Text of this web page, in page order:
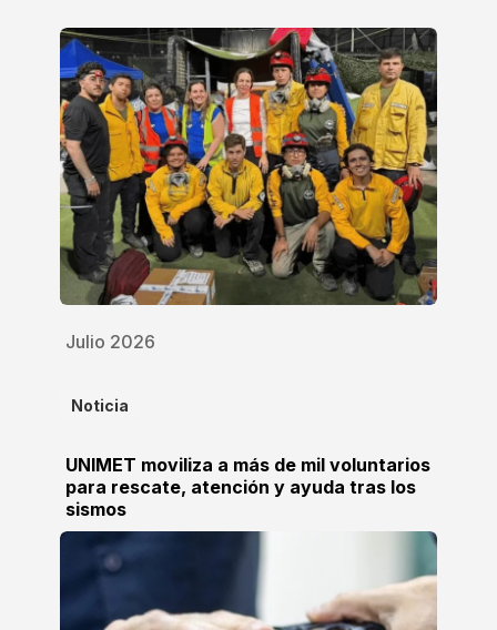
Julio 2026
Noticia
UNIMET moviliza a más de mil voluntarios
para rescate, atención y ayuda tras los
sismos